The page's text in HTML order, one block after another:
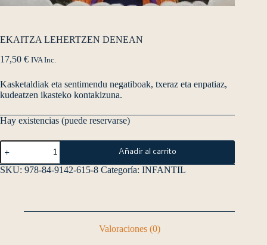
EKAITZA LEHERTZEN DENEAN
17,50 € IVA Inc.
Kasketaldiak eta sentimendu negatiboak, txeraz eta enpatiaz,
kudeatzen ikasteko kontakizuna.
Hay existencias (puede reservarse)
Añadir al carrito
SKU: 978-84-9142-615-8 Categoría: INFANTIL
Valoraciones (0)